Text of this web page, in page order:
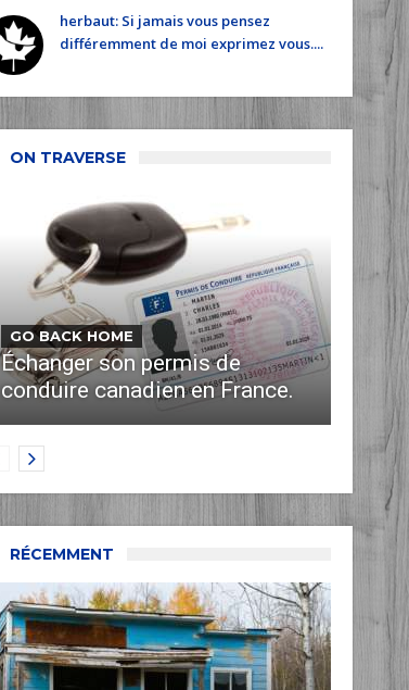
herbaut: Si jamais vous pensez
différemment de moi exprimez vous....
ON TRAVERSE
GO BACK HOME
Échanger son permis de
conduire canadien en France.
RÉCEMMENT